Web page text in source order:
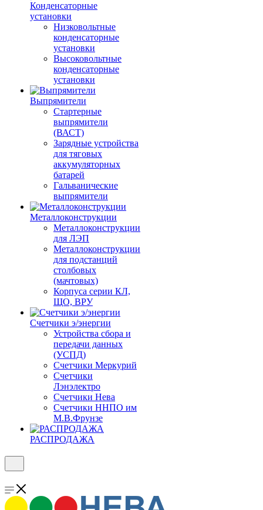
Конденсаторные
установки
Низковольтные
конденсаторные
установки
Высоковольтные
конденсаторные
установки
Выпрямители
Стартерные
выпрямители
(ВАСТ)
Зарядные устройства
для тяговых
аккумуляторных
батарей
Гальванические
выпрямители
Металлоконструкции
Металлоконструкции
для ЛЭП
Металлоконструкции
для подстанций
столбовых
(мачтовых)
Корпуса серии КЛ,
ЩО, ВРУ
Счетчики э/энергии
Устройства сбора и
передачи данных
(УСПД)
Счетчики Меркурий
Счетчики
Лэнэлектро
Счетчики Нева
Счетчики ННПО им
М.В.Фрунзе
РАСПРОДАЖА